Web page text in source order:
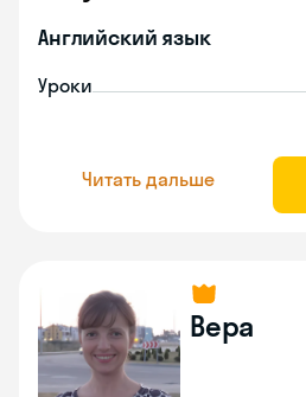
Английский язык
Уроки
Читать дальше
Вера